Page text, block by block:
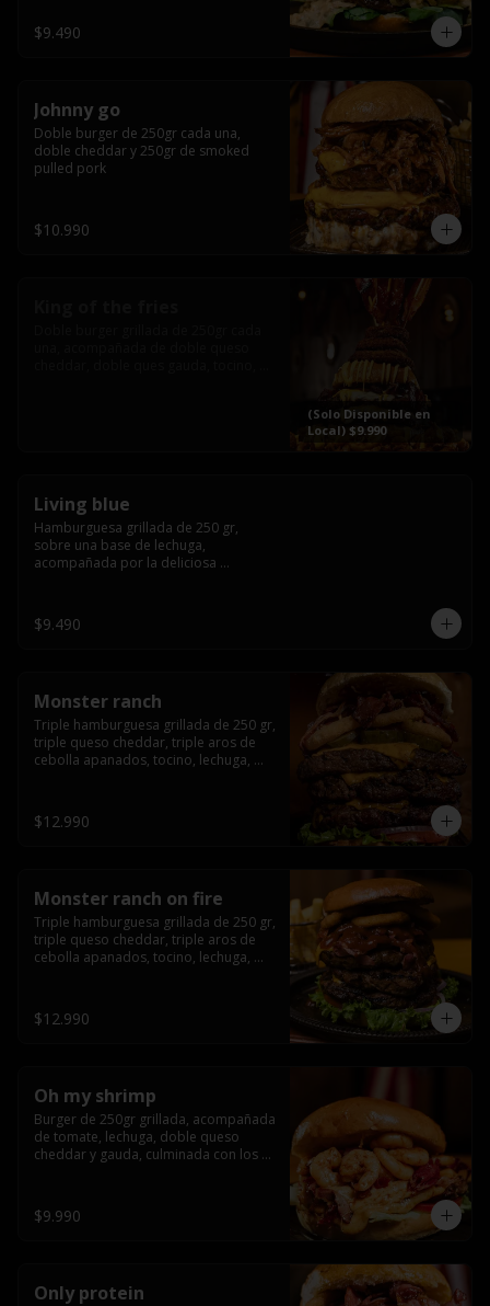
$9.490
Johnny go
Doble burger de 250gr cada una,
doble cheddar y 250gr de smoked
pulled pork
$10.990
(Solo Disponible en
Local) $9.990
Living blue
Hamburguesa grillada de 250 gr,
sobre una base de lechuga,
acompañada por la deliciosa
wisky jack daniels y salsa de miel.-
$9.490
Monster ranch
Triple hamburguesa grillada de 250 gr,
triple queso cheddar, triple aros de
cebolla apanados, tocino, lechuga,
$12.990
Monster ranch on fire
Triple hamburguesa grillada de 250 gr,
triple queso cheddar, triple aros de
cebolla apanados, tocino, lechuga,
jalapeños de texas.
$12.990
Oh my shrimp
Burger de 250gr grillada, acompañada
de tomate, lechuga, doble queso
cheddar y gauda, culminada con los
$9.990
Only protein